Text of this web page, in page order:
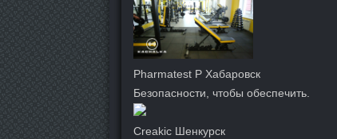
Pharmatest P Хабаровск
Безопасности, чтобы обеспечить.
Creakic Шенкурск